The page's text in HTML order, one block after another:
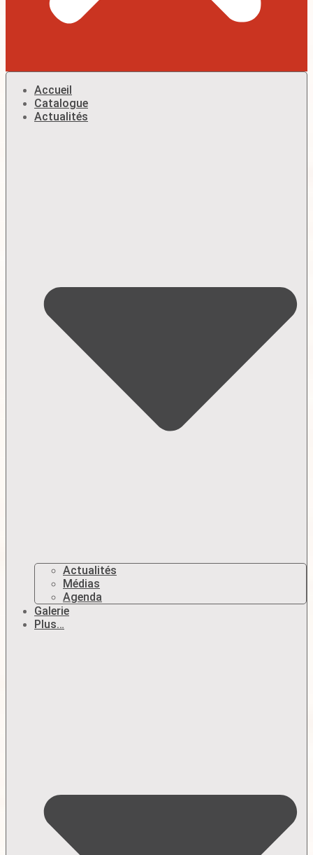
Accueil
Catalogue
Actualités
Actualités
Médias
Agenda
Galerie
Plus…